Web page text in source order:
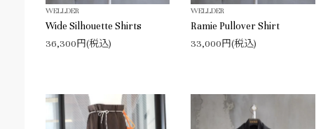
WELLDER
Wide Silhouette Shirts
36,300円(税込)
WELLDER
Ramie Pullover Shirt
33,000円(税込)